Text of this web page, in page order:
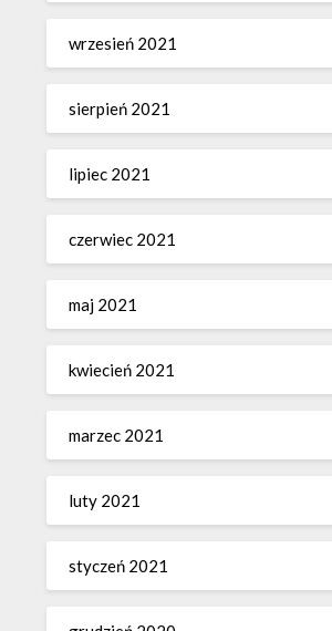
wrzesień 2021
sierpień 2021
lipiec 2021
czerwiec 2021
maj 2021
kwiecień 2021
marzec 2021
luty 2021
styczeń 2021